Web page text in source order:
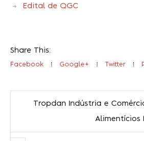
Edital de QGC
Share This:
Facebook Google+ Twitter
Tropdan Indústria e
Alimentícios